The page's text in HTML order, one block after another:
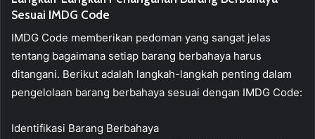
Sesuai IMDG Code
IMDG Code memberikan pedoman yang sangat jelas
tentang bagaimana setiap barang berbahaya harus
ditangani. Berikut adalah langkah-langkah penting dalam
pengelolaan barang berbahaya sesuai dengan IMDG Code:
Identifikasi Barang Berbahaya